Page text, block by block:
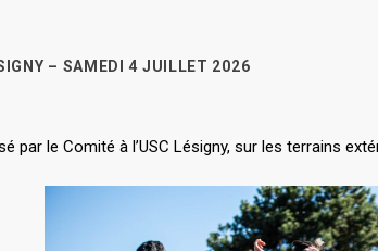
– SAMEDI 4 JUILLET 2026
par le Comité à l’USC Lésigny, sur les terrains